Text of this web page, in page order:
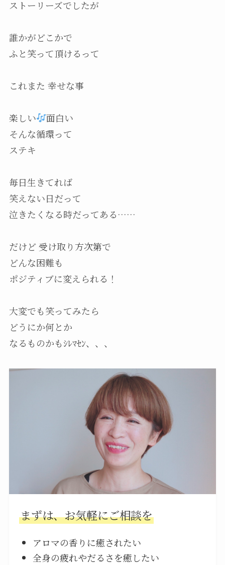
ストーリーズでしたが
誰かがどこかで
ふと笑って頂けるって
これまた 幸せな事
楽しい
面白い
そんな循環って
ステキ
毎日生きてれば
笑えない日だって
泣きたくなる時だってある……
だけど 受け取り方次第で
どんな困難も
ポジティブに変えられる！
大変でも笑ってみたら
どうにか何とか
なるものかもｼﾚﾏｾﾝ、、、
まずは、お気軽にご相談を
アロマの香りに癒されたい
全身の疲れやだるさを癒したい